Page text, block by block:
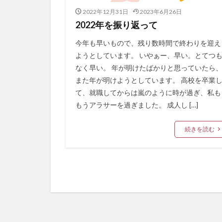
2022年12月31日 2023年6月26日
2022年を振り返って
今年も早いもので、残り数時間で終わりを迎え
ようとしています。 いやぁー、早い。とてつも
なく早い。 年が明けたばかりと思っていたら、
また年が明けようとしています。 高校を卒業し
て、就職してからは嵐のように時が過ぎ、私も
もうアラサーを過ぎました。 成人し […]
続きを読む